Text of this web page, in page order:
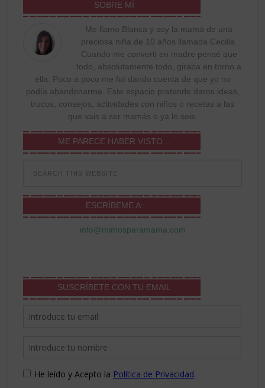
SOBRE MÍ
Me llamo Blanca y soy la mamá de una
preciosa niña de 10 años llamada Cecilia.
Cuando me converti en madre pensé que
todo, absolutamente todo, giraba en torno a
ella. Poco a poco me fuí dando cuenta de que yo no
podía abandonarme. Este espacio pretende daros ideas,
trucos, consejos, actividades con niños o recetas a las
que vais a ser mamás o ya lo sois.
ME PARECE HABER VISTO…
ESCRÍBEME A:
info@mimosparamama.com
SUSCRÍBETE CON TU EMAIL